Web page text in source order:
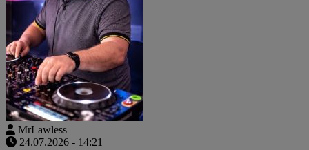
MrLawless
24.07.2026 - 14:21